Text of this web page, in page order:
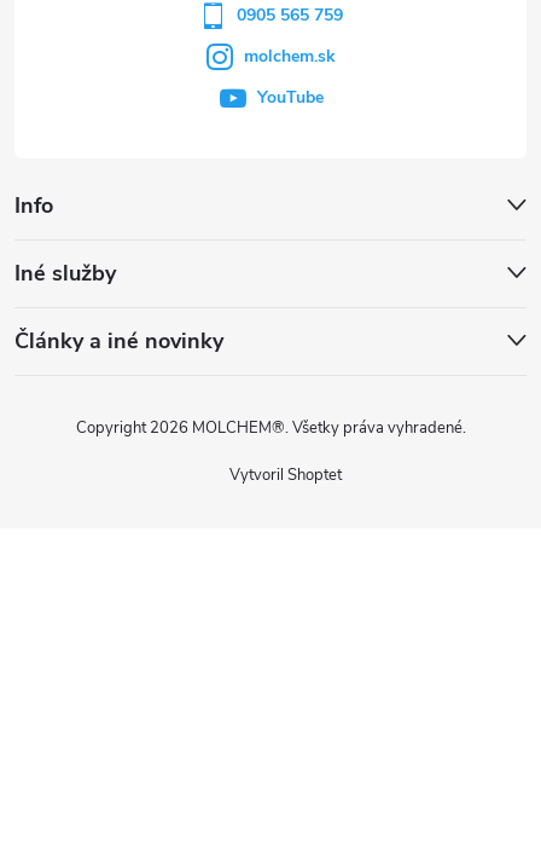
Info
Iné služby
Články a iné novinky
0905 565 759
molchem.sk
YouTube
Vytvoril Shoptet
Copyright 2026 MOLCHEM®. Všetky práva vyhradené.